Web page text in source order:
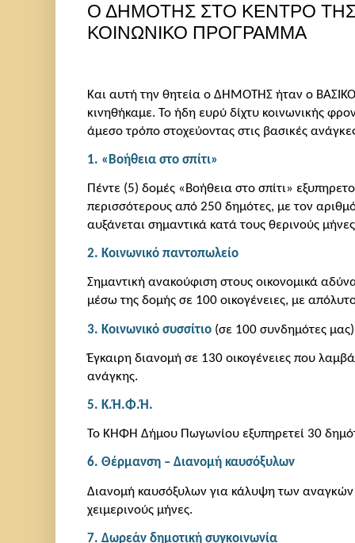
Ο ΔΗΜΟΤΗΣ ΣΤΟ ΚΕΝΤΡΟ ΤΗΣ
ΚΟΙΝΩΝΙΚΟ ΠΡΟΓΡΑΜΜΑ
Και αυτή την θητεία ο ΔΗΜΟΤΗΣ ήταν ο
κινηθήκαμε. Το ήδη ευρύ δίχτυ κοινωνικής
άμεσο τρόπο στοχεύοντας στις βασικές
1. «Βοήθεια στο σπίτι»
Πέντε (5) δομές «Βοήθεια στο σπίτι»
περισσότερους από 250 δημότες, με τον
αυξάνεται σημαντικά κατά τους θερινούς
2. Κοινωνικό παντοπωλείο
Σημαντική ανακούφιση στους οικονομικά
μέσω της δομής σε 100 οικογένειες, με
3. Κοινωνικό συσσίτιο (σε 100 συνδημότες
Έγκαιρη διανομή σε 130 οικογένειες που
ανάγκης.
5. Κ.Ή .Φ.Ή.
Το ΚΗΦΗ Δήμου Πωγωνίου εξυπηρετεί 30
6. Θέρμανση – Διανομή καυσόξυλων
Διανομή καυσόξυλων για κάλυψη των
χειμερινούς μήνες.
7. Δωρεάν δημοτική συγκοινωνία